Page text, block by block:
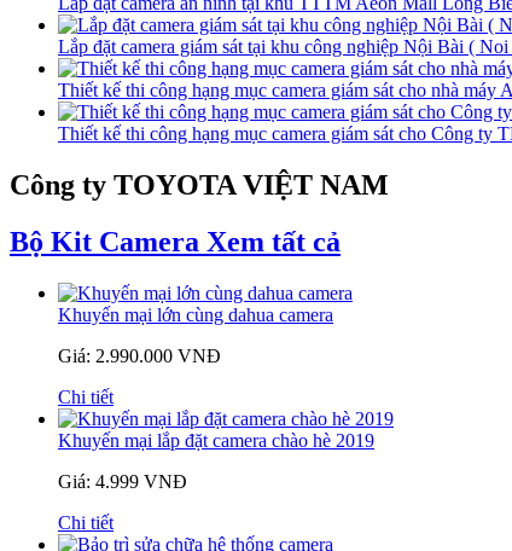
Lắp đặt camera giám sát tại khu công nghiệp Nội Bài (
Thiết kế thi công hạng mục camera giám sát cho nhà máy
Thiết kế thi công hạng mục camera giám sát cho Công ty
Công ty TOYOTA VIỆT NAM
Bộ Kit Camera Xem tất cả
Khuyến mại lớn cùng dahua camera
Giá: 2.990.000 VNĐ
Chi tiết
Khuyến mại lắp đặt camera chào hè 2019
Giá: 4.999 VNĐ
Chi tiết